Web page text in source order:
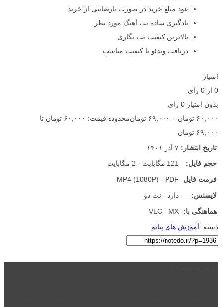
عود مبلغ خرید در صورت نارضایتی از خرید
یادگیری ساده نت آهنگ مورد نظر
بالاترین کیفیت نت نگاری
دریافت ویدئو با کیفیت مناسب
امتیاز
0 از 0 رأی
بدون امتیاز 0 رای
۶۰,۰۰۰ تومان – ۶۹,۰۰۰ تومان
محدوده قیمت: ۶۰,۰۰۰ تومان تا
۶۹,۰۰۰ تومان
تاریخ انتشار: ۷ آذر ۱۴۰۱
حجم فایل:
121 مگابایت - 2 مگابایت
فرمت فایل
MP4 (1080P) - PDF
لایسنس:
دارد - نت دو
هماهنگی با:
VLC - MX
دسته: آموزش های پیانو